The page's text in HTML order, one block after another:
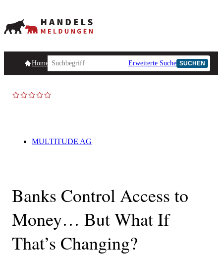
HomepageHandelsmeldungen Ad-Hoc-Meldungen
Erweiterte Suche SUCHEN
MULTITUDE AG
Banks Control Access to
Money… But What If
That’s Changing?